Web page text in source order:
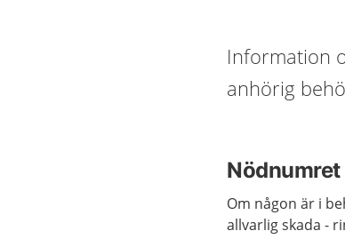
Information
anhörig
Nödnumret
Om någon är i
allvarlig skada -